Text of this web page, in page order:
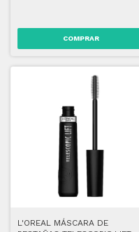
COMPRAR
L'OREAL MÁSCARA DE